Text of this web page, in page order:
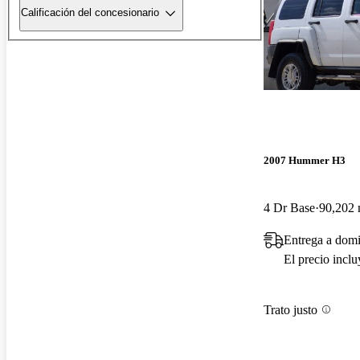
Calificación del concesionario
2007 Hummer H3
4 Dr Base 90,202
Entrega a
El precio
Trato justo